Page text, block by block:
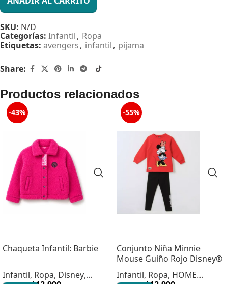
SKU: N/D
Categorías: Infantil, Ropa
Etiquetas: avengers, infantil, pijama
Share:
Productos relacionados
-43%
Chaqueta Infantil: Barbie
Infantil, Ropa, Disney,
-55%
Conjunto Niña Minnie
Mouse Guiño Rojo Disney®
Infantil, Ropa, HOME